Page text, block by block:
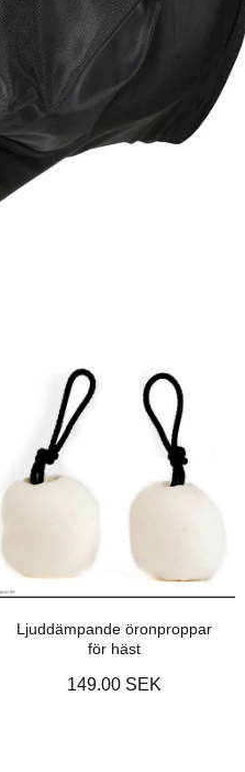
Ljuddämpande öronproppar
för häst
149.00 SEK